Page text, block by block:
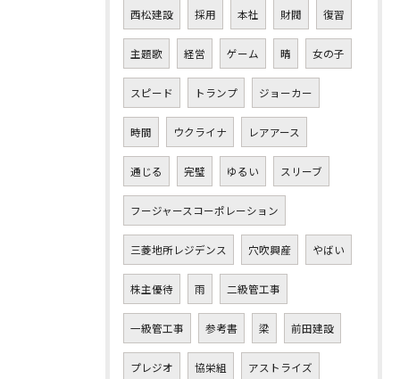
西松建設 採用 本社 財閥 復習
主題歌 経営 ゲーム 晴 女の子
スピード トランプ ジョーカー
時間 ウクライナ レアアース
通じる 完璧 ゆるい スリーブ
フージャースコーポレーション
三菱地所レジデンス 穴吹興産 やばい
株主優待 雨 二級管工事
一級管工事 参考書 梁 前田建設
プレジオ 協栄組 アストライズ